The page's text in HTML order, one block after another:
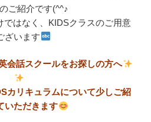
ご紹介です(^^♪
ではなく、KIDSクラスのご用意
ざいます
会話スクールをお探しの方へ
カリキュラムについて少しご紹
いただきます